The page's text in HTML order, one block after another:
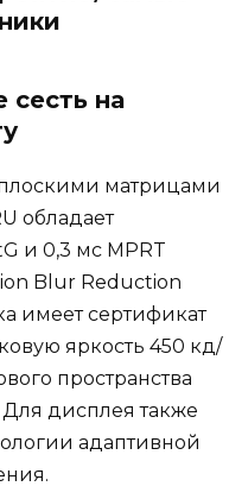
сесть на
матрицами
обладает
и 0,3 мс MPRT
Blur Reduction
имеет сертификат
яркость 450 кд/
пространства
Для дисплея также
адаптивной